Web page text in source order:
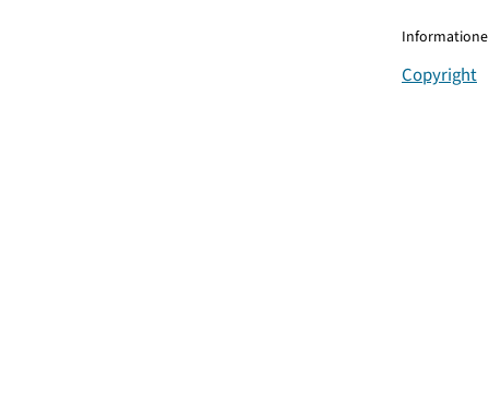
Copyright